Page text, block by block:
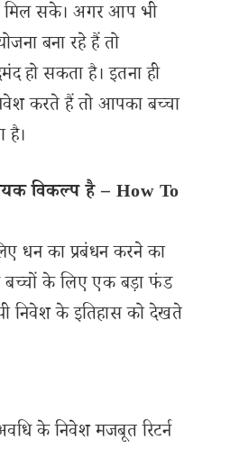
मिल सके। अगर आप भी
बना रहे हैं तो
हो सकता है। इतना ही
करते हैं तो आपका बच्चा
है।
विकल्प है – How To
धन का प्रबंधन करने का
के लिए एक बड़ा फंड
के इतिहास को देखते
के निवेश मजबूत रिटर्न